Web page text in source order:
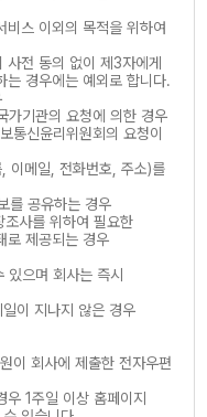
스 이외의 목적을 위하여
전 동의 없이 제3자에게
경우에는 예외로 합니다.
가기관의 요청에 의한 경우
통신윤리위원회의 요청이
이메일, 전화번호, 주소)를
를 공유하는 경우
사를 위하여 필요한
로 제공되는 경우
있으며 회사는 즉시
이 지나지 않은 경우
이 회사에 제출한 전자우편
1주일 이상 홈페이지